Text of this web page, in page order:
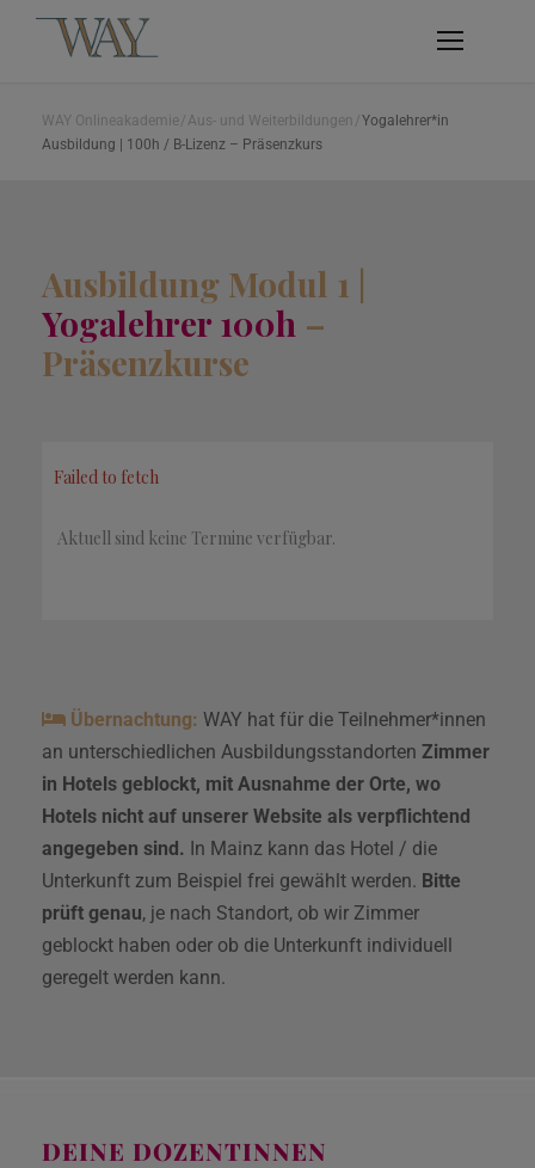
WAY Onlineakademie/ Aus- und Weiterbildungen /Yogalehrer*in
Ausbildung | 100h / B-Lizenz – Präsenzkurs
Ausbildung Modul 1 |
Yogalehrer 100h –
Präsenzkurse
Failed to fetch
Aktuell sind keine Termine verfügbar.
Übernachtung: WAY hat für die Teilnehmer*innen
an unterschiedlichen Ausbildungsstandorten Zimmer
in Hotels geblockt, mit Ausnahme der Orte, wo
Hotels nicht auf unserer Website als verpflichtend
angegeben sind. In Mainz kann das Hotel / die
Unterkunft zum Beispiel frei gewählt werden. Bitte
prüft genau, je nach Standort, ob wir Zimmer
geblockt haben oder ob die Unterkunft individuell
geregelt werden kann.
DEINE DOZENTINNEN